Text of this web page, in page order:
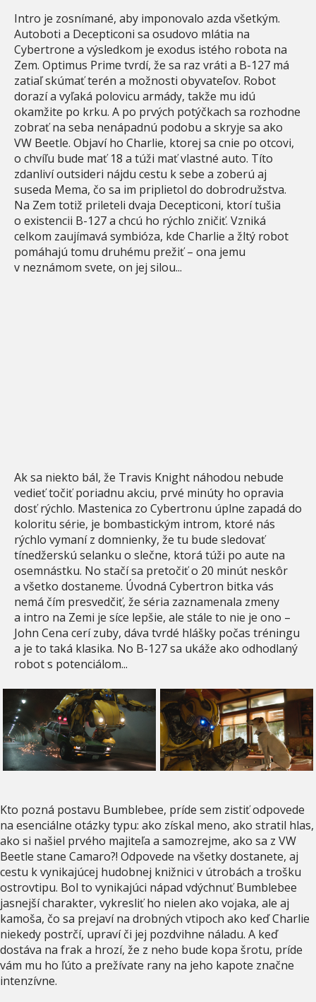
Intro je zosnímané, aby imponovalo azda všetkým.
Autoboti a Decepticoni sa osudovo mlátia na
Cybertrone a výsledkom je exodus istého robota na
Zem. Optimus Prime tvrdí, že sa raz vráti a B-127 má
zatiaľ skúmať terén a možnosti obyvateľov. Robot
dorazí a vyľaká polovicu armády, takže mu idú
okamžite po krku. A po prvých potýčkach sa rozhodne
zobrať na seba nenápadnú podobu a skryje sa ako
VW Beetle. Objaví ho Charlie, ktorej sa cnie po otcovi,
o chvíľu bude mať 18 a túži mať vlastné auto. Títo
zdanliví outsideri nájdu cestu k sebe a zoberú aj
suseda Mema, čo sa im priplietol do dobrodružstva.
Na Zem totiž prileteli dvaja Decepticoni, ktorí tušia
o existencii B-127 a chcú ho rýchlo zničiť. Vzniká
celkom zaujímavá symbióza, kde Charlie a žltý robot
pomáhajú tomu druhému prežiť – ona jemu
v neznámom svete, on jej silou...
Ak sa niekto bál, že Travis Knight náhodou nebude
vedieť točiť poriadnu akciu, prvé minúty ho opravia
dosť rýchlo. Mastenica zo Cybertronu úplne zapadá do
koloritu série, je bombastickým introm, ktoré nás
rýchlo vymaní z domnienky, že tu bude sledovať
tínedžerskú selanku o slečne, ktorá túži po aute na
osemnástku. No stačí sa pretočiť o 20 minút neskôr
a všetko dostaneme. Úvodná Cybertron bitka vás
nemá čím presvedčiť, že séria zaznamenala zmeny
a intro na Zemi je síce lepšie, ale stále to nie je ono –
John Cena cerí zuby, dáva tvrdé hlášky počas tréningu
a je to taká klasika. No B-127 sa ukáže ako odhodlaný
robot s potenciálom...
Kto pozná postavu Bumblebee, príde sem zistiť odpovede
na esenciálne otázky typu: ako získal meno, ako stratil hlas,
ako si našiel prvého majiteľa a samozrejme, ako sa z VW
Beetle stane Camaro?! Odpovede na všetky dostanete, aj
cestu k vynikajúcej hudobnej knižnici v útrobách a trošku
ostrovtipu. Bol to vynikajúci nápad vdýchnuť Bumblebee
jasnejší charakter, vykresliť ho nielen ako vojaka, ale aj
kamoša, čo sa prejaví na drobných vtipoch ako keď Charlie
niekedy postrčí, upraví či jej pozdvihne náladu. A keď
dostáva na frak a hrozí, že z neho bude kopa šrotu, príde
vám mu ho ľúto a prežívate rany na jeho kapote značne
intenzívne.